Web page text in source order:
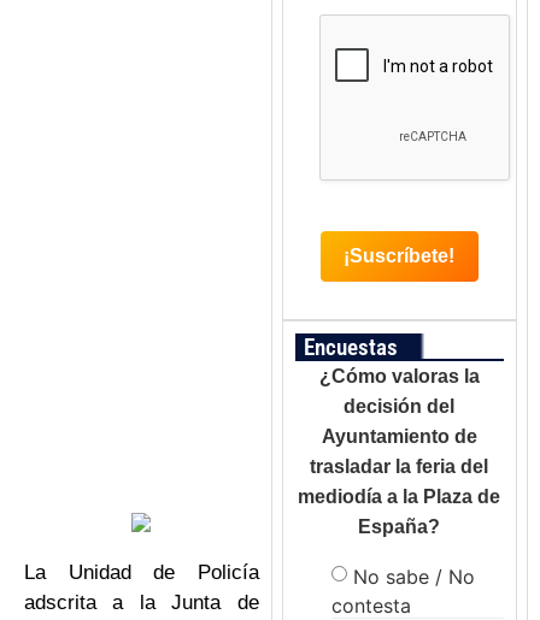
La Unidad de Policía
adscrita a la Junta de
Encuestas
¿Cómo valoras la
decisión del
Ayuntamiento de
trasladar la feria del
mediodía a la Plaza de
España?
No sabe / No
contesta